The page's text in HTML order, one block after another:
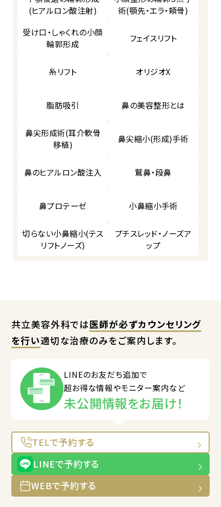
(ヒアルロン酸注射)
術(顎先・エラ・頬骨)
受け口・しゃくれの小顔
輪郭形成
フェイスリフト
糸リフト オリジオX
脂肪吸引 鼻の美容整形とは
鼻尖形成術(耳介軟骨
移植)
鼻尖縮小(形成)手術
鼻のヒアルロン酸注入 鷲鼻・段鼻
鼻プロテーゼ 小鼻縮小手術
切らない小鼻縮小(テス
リフトノーズ)
プチスレッド・ノーズア
ップ
共立美容外科では医師が必ずカウンセリング
を行い適切な治療のみをご案内します。
LINEのお友だち追加で
超お得な情報やモニター案内など
未公開情報をお届け！
TELで予約する
LINEで予約する
WEBで予約する